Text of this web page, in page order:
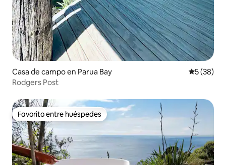
Casa de campo en Parua Bay
5 (38)
Rodgers Post
Favorito entre huéspedes
Favorito entre huéspedes